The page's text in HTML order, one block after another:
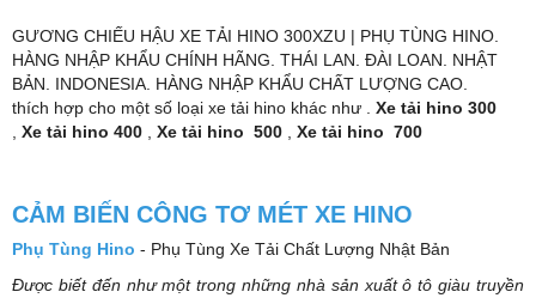
GƯƠNG CHIẾU HẬU XE TẢI HINO 300XZU | PHỤ TÙNG HINO.
HÀNG NHẬP KHẨU CHÍNH HÃNG. THÁI LAN. ĐÀI LOAN. NHẬT
BẢN. INDONESIA. HÀNG NHẬP KHẨU CHẤT LƯỢNG CAO.
thích hợp cho một số loại xe tải hino khác như . Xe tải hino 300
, Xe tải hino 400 , Xe tải hino 500 , Xe tải hino 700
CẢM BIẾN CÔNG TƠ MÉT XE HINO
Phụ Tùng Hino - Phụ Tùng Xe Tải Chất Lượng Nhật Bản
Được biết đến như một trong những nhà sản xuất ô tô giàu truyền